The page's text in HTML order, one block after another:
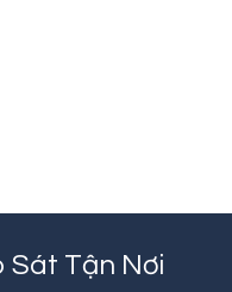
Sát Tận Nơi